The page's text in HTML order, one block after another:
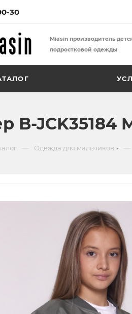
30
Miasin производитель
подростковой одежды
B-JCK35184
Одежда для мальчиков